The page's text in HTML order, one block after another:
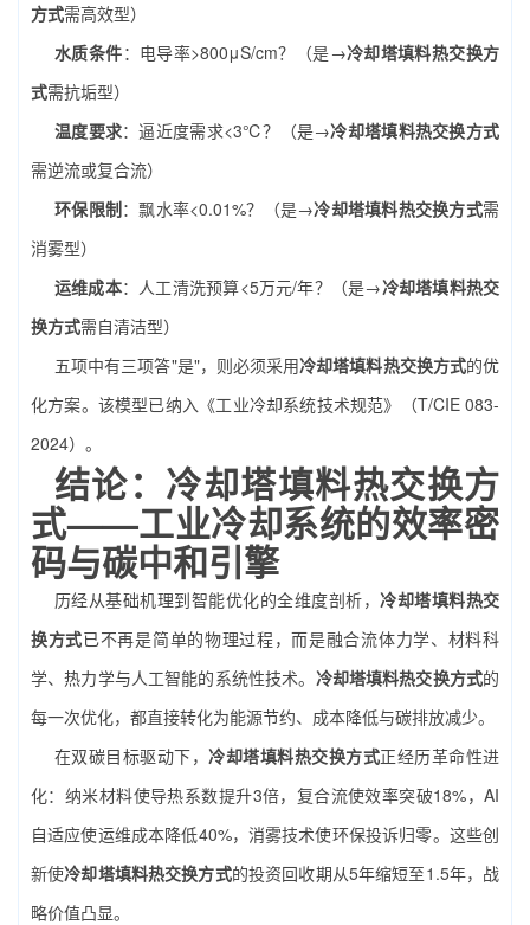
方式需高效型）
水质条件：电导率>800μS/cm？（是→冷却塔填料热交换方
式需抗垢型）
温度要求：逼近度需求<3℃？（是→冷却塔填料热交换方式
需逆流或复合流）
环保限制：飘水率<0.01%？（是→冷却塔填料热交换方式需
消雾型）
运维成本：人工清洗预算<5万元/年？（是→冷却塔填料热交
换方式需自清洁型）
五项中有三项答"是"，则必须采用冷却塔填料热交换方式的优
化方案。该模型已纳入《工业冷却系统技术规范》（T/CIE 083-
2024）。
结论：冷却塔填料热交换方
式——工业冷却系统的效率密
码与碳中和引擎
历经从基础机理到智能优化的全维度剖析，冷却塔填料热交
换方式已不再是简单的物理过程，而是融合流体力学、材料科
学、热力学与人工智能的系统性技术。 冷却塔填料热交换方式的
每一次优化，都直接转化为能源节约、成本降低与碳排放减少。
在双碳目标驱动下，冷却塔填料热交换方式正经历革命性进
化：纳米材料使导热系数提升3倍，复合流使效率突破18%，AI
自适应使运维成本降低40%，消雾技术使环保投诉归零。这些创
新使冷却塔填料热交换方式的投资回收期从5年缩短至1.5年，战
略价值凸显。